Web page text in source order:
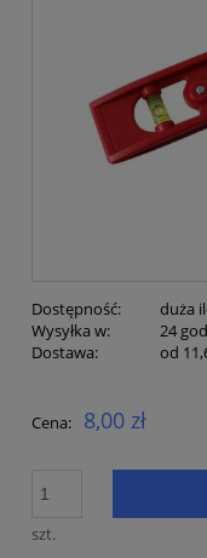
Dostępność:
duża
Wysyłka w:
24
Dostawa:
od
Cena nie zawiera
Cena: 8,00 zł
szt.